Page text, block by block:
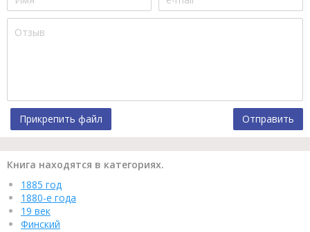
Прикрепить файл Отправить
Книга находятся в категориях.
1885 год
1880-е года
19 век
Финский